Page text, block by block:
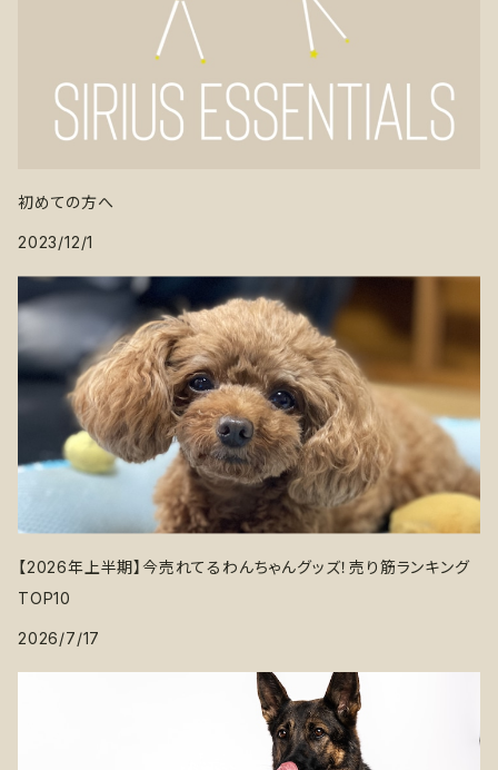
初めての方へ
2023/12/1
【2026年上半期】今売れてるわんちゃんグッズ！売り筋ランキング
TOP10
2026/7/17